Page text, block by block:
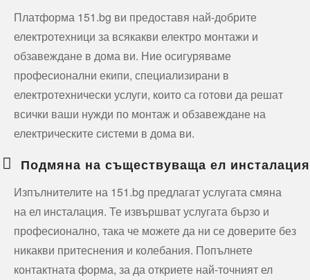
Платформа 151.bg ви предоставя най-добрите
електротехници за всякакви електро монтажи и
обзавеждане в дома ви. Ние осигуряваме
професионални екипи, специализирани в
електротехнически услуги, които са готови да решат
всички ваши нужди по монтаж и обзавеждане на
електрическите системи в дома ви.
Подмяна на съществуваща ел инсталация
Изпълнителите на 151.bg предлагат услугата смяна
на ел инсталация. Те извършват услугата бързо и
професионално, така че можете да ни се доверите без
никакви притеснения и колебания. Попълнете
контактната форма, за да откриете най-точният ел